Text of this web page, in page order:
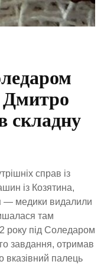
Дмитро
складну
справ із
із Козятина,
— медики видалили
там
року під Соледаром
завдання, отримав
вказівний палець